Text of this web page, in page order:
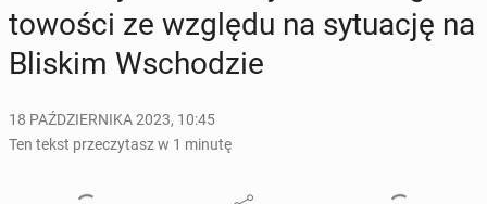
to­wo­ści ze względu na sy­tu­ację na
Bliskim Wscho­dzie
18 PAŹDZIERNIKA 2023, 10:45
Ten tekst przeczytasz w 1 minutę